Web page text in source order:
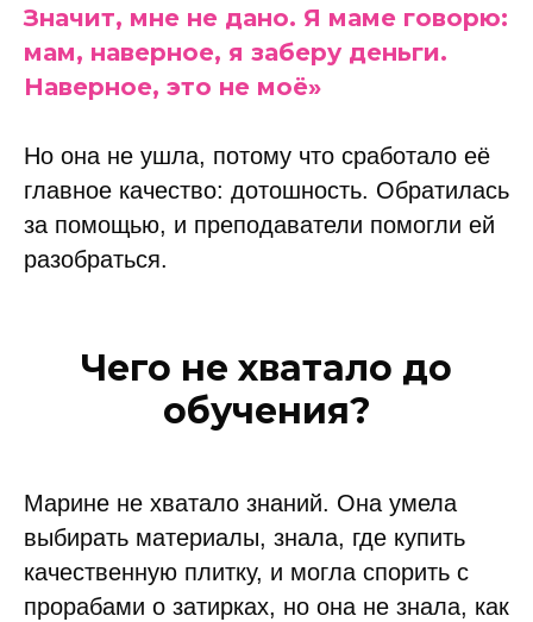
Значит, мне не дано. Я маме говорю:
мам, наверное, я заберу деньги.
Наверное, это не моё»
Но она не ушла, потому что сработало её
главное качество: дотошность. Обратилась
за помощью, и преподаватели помогли ей
разобраться.
Чего не хватало до
обучения?
Марине не хватало знаний. Она умела
выбирать материалы, знала, где купить
качественную плитку, и могла спорить с
прорабами о затирках, но она не знала, как